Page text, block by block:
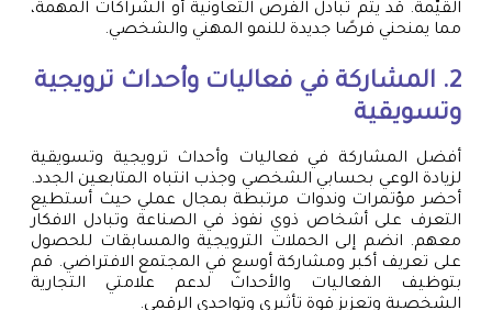
القيّمة. قد يتم تبادل الفرص التعاونية أو الشراكات المهمة،
مما يمنحني فرصًا جديدة للنمو المهني والشخصي.
2. المشاركة في فعاليات وأحداث ترويجية
وتسويقية
أفضل المشاركة في فعاليات وأحداث ترويجية وتسويقية
لزيادة الوعي بحسابي الشخصي وجذب انتباه المتابعين الجدد.
أحضر مؤتمرات وندوات مرتبطة بمجال عملي حيث أستطيع
التعرف على أشخاص ذوي نفوذ في الصناعة وتبادل الافكار
معهم. انضم إلى الحملات الترويجية والمسابقات للحصول
على تعريف أكبر ومشاركة أوسع في المجتمع الافتراضي. قم
بتوظيف الفعاليات والأحداث لدعم علامتي التجارية
الشخصية وتعزيز قوة تأثيري وتواجدي الرقمي.